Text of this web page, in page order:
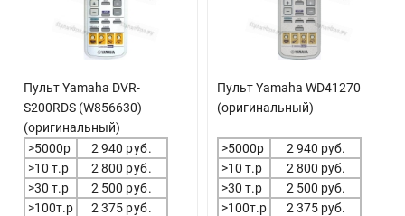
Пульт Yamaha DVR-
S200RDS (W856630)
(оригинальный)
>5000р
2 940 руб.
>10 т.р
2 800 руб.
>30 т.р
2 500 руб.
>100т.р
2 375 руб.
Пульт Yamaha WD41270
(оригинальный)
>5000р
2 940 руб.
>10 т.р
2 800 руб.
>30 т.р
2 500 руб.
>100т.р
2 375 руб.